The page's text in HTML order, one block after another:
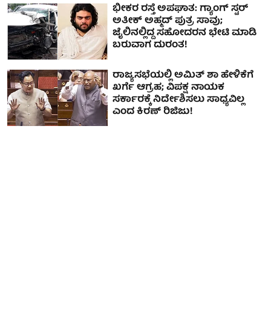
ಭೀಕರ ರಸ್ತೆ ಅಪಘಾತ: ಗ್ಯಾಂಗ್ ಸ್ಟರ್
ಅತೀಕ್ ಅಹ್ಮದ್ ಪುತ್ರ ಸಾವು;
ಜೈಲಿನಲ್ಲಿದ್ದ ಸಹೋದರನ ಭೇಟಿ ಮಾಡಿ
ಬರುವಾಗ ದುರಂತ!
ರಾಜ್ಯಸಭೆಯಲ್ಲಿ ಅಮಿತ್ ಶಾ ಹೇಳಿಕೆಗೆ
ಖರ್ಗೆ ಆಗ್ರಹ; ವಿಪಕ್ಷ ನಾಯಕ
ಸರ್ಕಾರಕ್ಕೆ ನಿರ್ದೇಶಿಸಲು ಸಾಧ್ಯವಿಲ್ಲ
ಎಂದ ಕಿರಣ್ ರಿಜಿಜು!